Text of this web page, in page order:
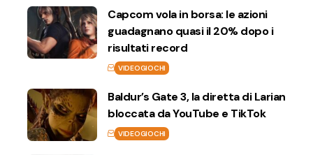
Capcom vola in borsa: le azioni
guadagnano quasi il 20% dopo i
risultati record
VIDEOGIOCHI
Baldur’s Gate 3, la diretta di Larian
bloccata da YouTube e TikTok
VIDEOGIOCHI